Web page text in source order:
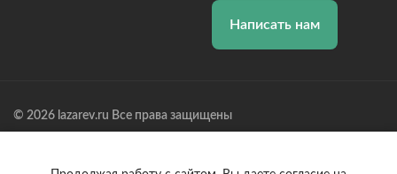
Написать нам
© 2026 lazarev.ru Все права защищены